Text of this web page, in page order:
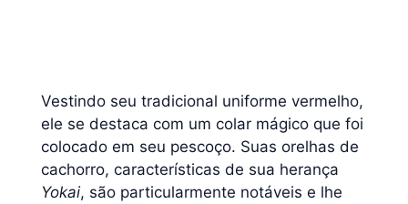
Vestindo seu tradicional uniforme vermelho,
ele se destaca com um colar mágico que foi
colocado em seu pescoço. Suas orelhas de
cachorro, características de sua herança
Yokai, são particularmente notáveis e lhe